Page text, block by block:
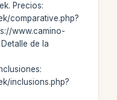
Precios:
comparative.php?
www.camino-
de la
inclusions.php?